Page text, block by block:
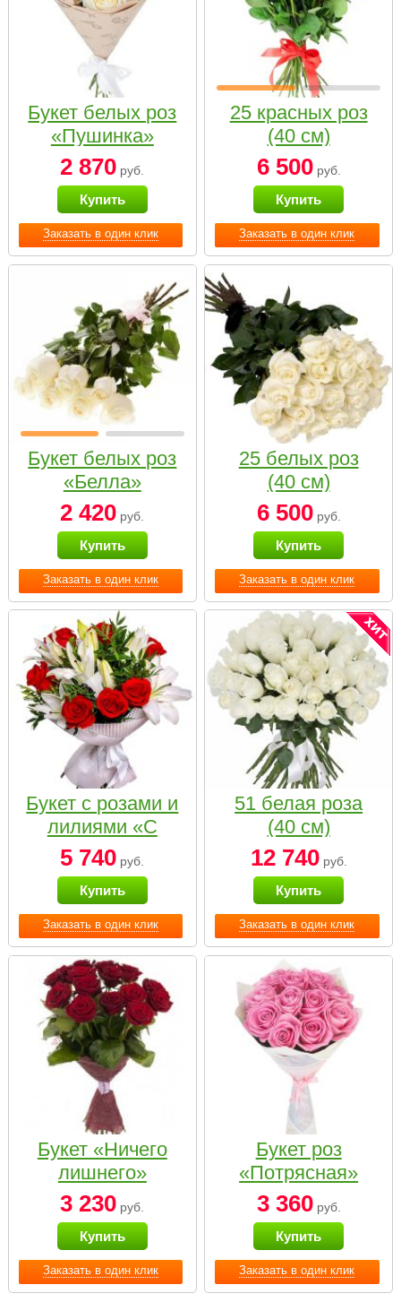
Заказать в один клик
Букет белых роз
«Пушинка»
2 870 руб.
Купить
Заказать в один клик
25 красных роз
(40 см)
6 500руб.
Купить
Заказать в один клик
Букет белых роз
«Белла»
2 420 руб.
Купить
Заказать в один клик
25 белых роз
(40 см)
6 500руб.
Купить
Заказать в один клик
Букет с розами и
лилиями «С
наилучшими
пожеланиями»
5 740 руб.
Купить
Заказать в один клик
51 белая роза
(40 см)
12 740руб.
Купить
Заказать в один клик
Букет «Ничего
лишнего»
3 230 руб.
Купить
Заказать в один клик
Букет роз
«Потрясная»
3 360руб.
Купить